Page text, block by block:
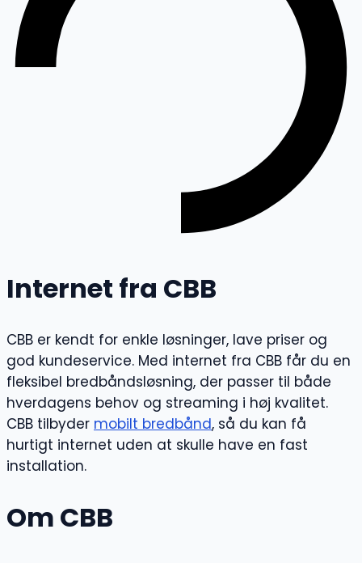
Internet fra CBB
CBB er kendt for enkle løsninger, lave priser og
god kundeservice. Med internet fra CBB får du en
fleksibel bredbåndsløsning, der passer til både
hverdagens behov og streaming i høj kvalitet.
CBB tilbyder mobilt bredbånd, så du kan få
hurtigt internet uden at skulle have en fast
installation.
Om CBB